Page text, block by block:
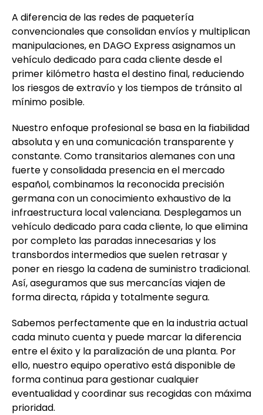
A diferencia de las redes de paquetería
convencionales que consolidan envíos y multiplican
manipulaciones, en DAGO Express asignamos un
vehículo dedicado para cada cliente desde el
primer kilómetro hasta el destino final, reduciendo
los riesgos de extravío y los tiempos de tránsito al
mínimo posible.
Nuestro enfoque profesional se basa en la fiabilidad
absoluta y en una comunicación transparente y
constante. Como transitarios alemanes con una
fuerte y consolidada presencia en el mercado
español, combinamos la reconocida precisión
germana con un conocimiento exhaustivo de la
infraestructura local valenciana. Desplegamos un
vehículo dedicado para cada cliente, lo que elimina
por completo las paradas innecesarias y los
transbordos intermedios que suelen retrasar y
poner en riesgo la cadena de suministro tradicional.
Así, aseguramos que sus mercancías viajen de
forma directa, rápida y totalmente segura.
Sabemos perfectamente que en la industria actual
cada minuto cuenta y puede marcar la diferencia
entre el éxito y la paralización de una planta. Por
ello, nuestro equipo operativo está disponible de
forma continua para gestionar cualquier
eventualidad y coordinar sus recogidas con máxima
prioridad.